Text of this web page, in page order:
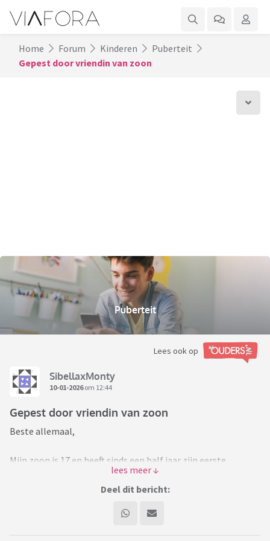
Home Forum Kinderen
Puberteit
Gepest door vriendin van zoon
Puberteit
Lees ook op
SibellaxMonty
10-01-2026om 12:44
Gepest door vriendin van zoon
Beste allemaal,
Mijn zoon is 17 en heeft sinds een half jaar zijn eerste
verkering. Harstikke leuk natuurlijk, alleen lijkt zij er een
hobby ervan te hebben gemaakt om mij te pesten. Ik weet
meerdere keren mijn zoon tegen mij opgezet. - Bijvoorbeeld
toen wij haar voor het eerst zouden ontmoeten hadden wij
Deel dit bericht: